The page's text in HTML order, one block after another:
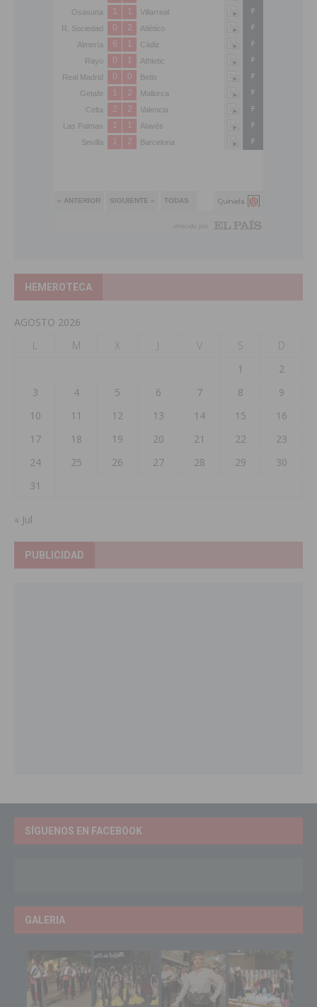
HEMEROTECA
AGOSTO 2026
L
M X J V S
D
1
2
3
4 5 6 7 8
9
10
11 12 13 14 15
16
17
18 19 20 21 22
23
24
25 26 27 28 29
30
31
« Jul
PUBLICIDAD
SÍGUENOS EN FACEBOOK
GALERIA